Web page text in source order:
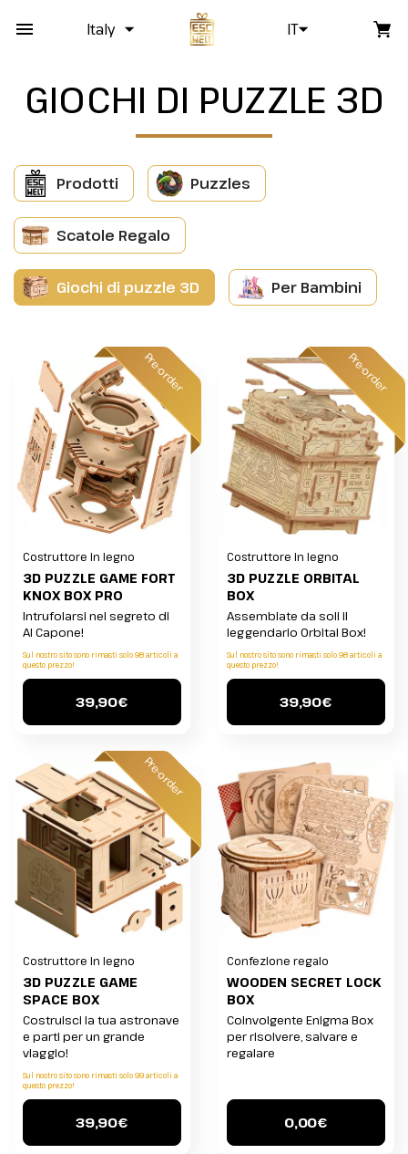
Italy IT
GIOCHI DI PUZZLE 3D
Prodotti Puzzles
Scatole Regalo
Giochi di puzzle 3D Per Bambini
Pre-order
Costruttore in legno
3D PUZZLE GAME FORT
KNOX BOX PRO
Intrufolarsi nel segreto di
Al Capone!
Sul nostro sito sono rimasti solo 98 articoli a
questo prezzo!
39,90€
Pre-order
Costruttore in legno
3D PUZZLE ORBITAL
BOX
Assemblate da soli il
leggendario Orbital Box!
Sul nostro sito sono rimasti solo 98 articoli a
questo prezzo!
39,90€
Pre-order
Costruttore in legno
3D PUZZLE GAME
SPACE BOX
Costruisci la tua astronave
e parti per un grande
viaggio!
Sul nostro sito sono rimasti solo 99 articoli a
questo prezzo!
39,90€
Confezione regalo
WOODEN SECRET LOCK
BOX
Coinvolgente Enigma Box
per risolvere, salvare e
regalare
0,00€